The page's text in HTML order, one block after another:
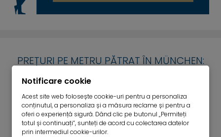
PREȚURI PE METRU PĂTRAT ÎN MÜNCHEN:
DEZVOLTARE ACTUALĂ
Prețurile pe metru pătrat în München sunt adesea
utilizate de cumpărători și proprietari ca valoare
de referință pentru evaluarea proprietăților. Cu
Notificare cookie
Acest site web folosește cookie-uri pentru a personaliza
conținutul, a personaliza și a măsura reclame și pentru a
oferi o experiență sigură. Dând clic pe butonul „Permiteți
totul și continuați”, sunteți de acord cu colectarea datelor
prin intermediul cookie-urilor.